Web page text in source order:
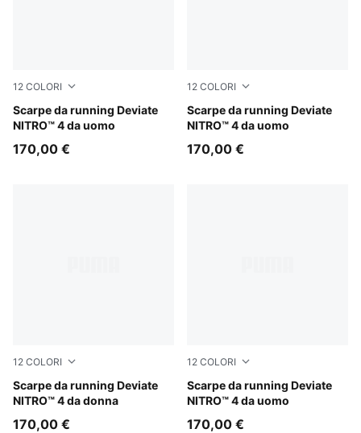
12 COLORI
Scarpe da running Deviate
NITRO™ 4 da uomo
Buttercream-Inky Depths
170,00 €
12 COLORI
Scarpe da running Deviate
NITRO™ 4 da uomo
Baltic Sea Blue-Fresh Water
170,00 €
12 COLORI
Scarpe da running Deviate
NITRO™ 4 da donna
Light Lavender-Inky Depths
170,00 €
12 COLORI
Scarpe da running Deviate
NITRO™ 4 da uomo
PUMA White-Ultra Red
170,00 €